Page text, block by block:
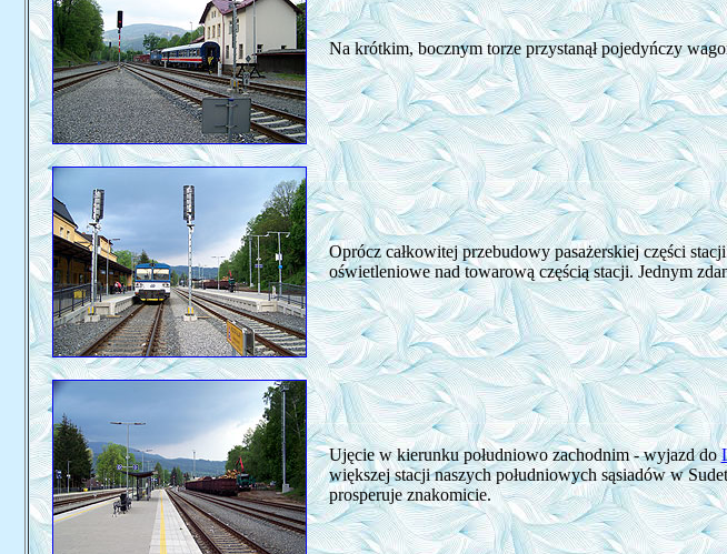
Na krótkim, bocznym torze przystanął pojedyńczy
Oprócz całkowitej przebudowy pasażerskiej części
oświetleniowe nad towarową częścią stacji. Jednym
Ujęcie w kierunku południowo zachodnim - wyjazd do
większej stacji naszych południowych sąsiadów w
prosperuje znakomicie.